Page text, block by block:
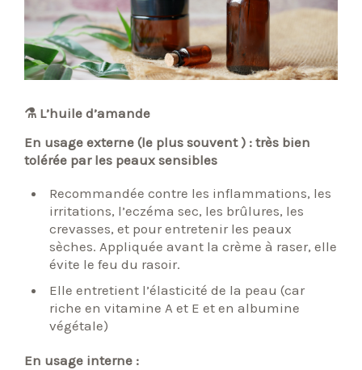
⚗ L’huile d’amande
En usage externe (le plus souvent ) : très bien
tolérée par les peaux sensibles
Recommandée contre les inflammations, les
irritations, l’eczéma sec, les brûlures, les
crevasses, et pour entretenir les peaux
sèches. Appliquée avant la crème à raser, elle
évite le feu du rasoir.
Elle entretient l’élasticité de la peau (car
riche en vitamine A et E et en albumine
végétale)
En usage interne :